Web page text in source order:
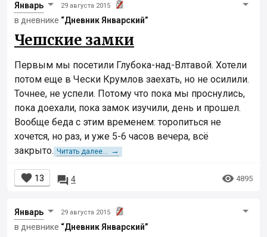
Январь 29 августа 2015
в дневнике “Дневник Январcкий”
Чешские замки
Первым мы посетили Глубока-над-Влтавой. Хотели
потом еще в Чески Крумлов заехать, но не осилили.
Точнее, не успели. Потому что пока мы проснулись,
пока доехали, пока замок изучили, день и прошел.
Вообще беда с этим временем: торопиться не
хочется, но раз, и уже 5-6 часов вечера, всё
закрыто. Читать далее... →
 13  4  4895
Январь 29 августа 2015
в дневнике “Дневник Январcкий”